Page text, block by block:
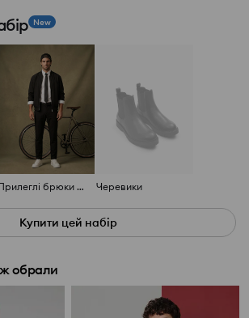
New
Прилеглі брюки чинос з домішкою віскози Черевики
Купити цей набір
обрали